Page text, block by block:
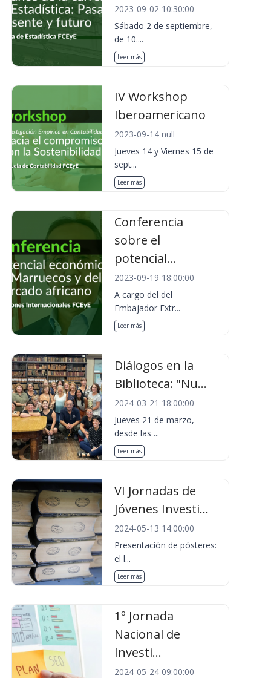
2023-09-02 10:30:00
Sábado 2 de septiembre,
de 10....
Leer más
IV Workshop
Iberoamericano
2023-09-14 null
Jueves 14 y Viernes 15 de
sept...
Leer más
Conferencia
sobre el
potencial...
2023-09-19 18:00:00
A cargo del del
Embajador Extr...
Leer más
Diálogos en la
Biblioteca: "Nu...
2024-03-21 18:00:00
Jueves 21 de marzo,
desde las ...
Leer más
VI Jornadas de
Jóvenes Investi...
2024-05-13 14:00:00
Presentación de pósteres:
el l...
Leer más
1º Jornada
Nacional de
Investi...
2024-05-24 09:00:00